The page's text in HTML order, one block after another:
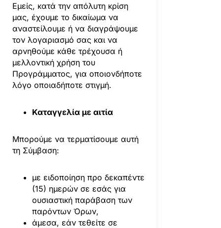
Εμείς, κατά την απόλυτη κρίση
μας, έχουμε το δικαίωμα να
αναστείλουμε ή να διαγράψουμε
τον λογαριασμό σας και να
αρνηθούμε κάθε τρέχουσα ή
μελλοντική χρήση του
Προγράμματος, για οποιονδήποτε
λόγο οποιαδήποτε στιγμή.
Καταγγελία με αιτία
Μπορούμε να τερματίσουμε αυτή
τη Σύμβαση:
με ειδοποίηση προ δεκαπέντε
(15) ημερών σε εσάς για
ουσιαστική παράβαση των
παρόντων Όρων,
άμεσα, εάν τεθείτε σε